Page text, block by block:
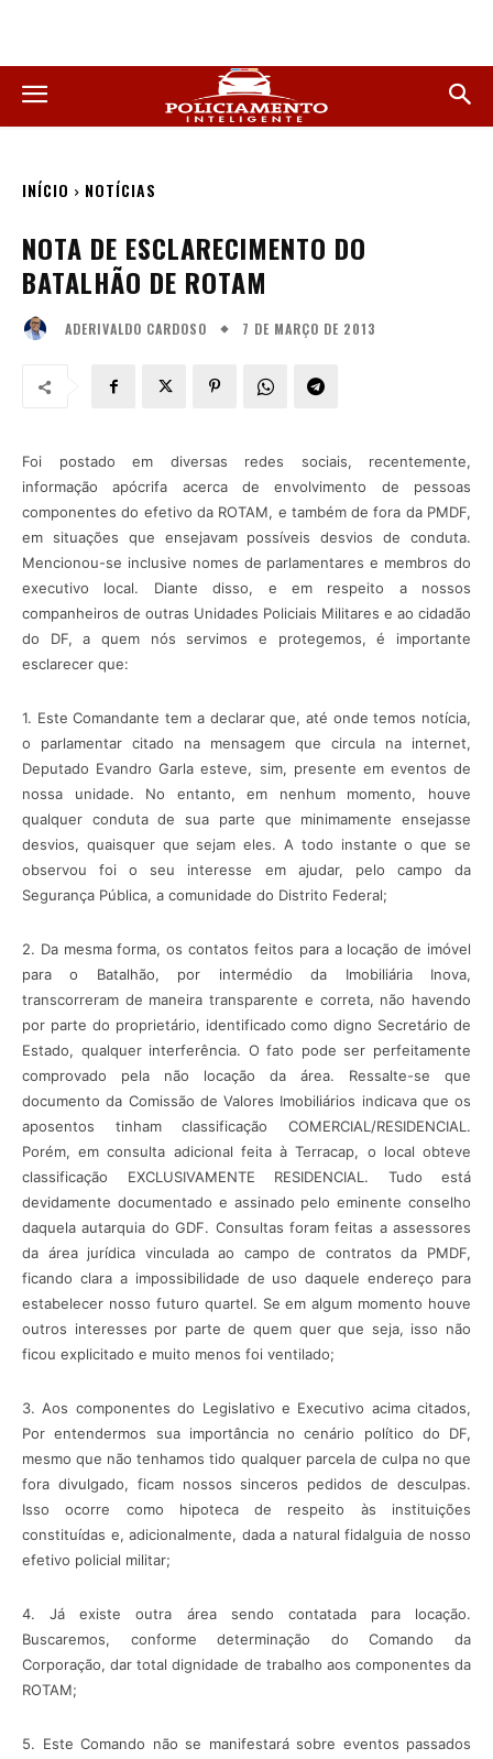
INÍCIO NOTÍCIAS
NOTA DE ESCLARECIMENTO DO
BATALHÃO DE ROTAM
ADERIVALDO CARDOSO 7 DE MARÇO DE 2013
Foi postado em diversas redes sociais, recentemente,
informação apócrifa acerca de envolvimento de pessoas
componentes do efetivo da ROTAM, e também de fora da PMDF,
em situações que ensejavam possíveis desvios de conduta.
Mencionou-se inclusive nomes de parlamentares e membros do
executivo local. Diante disso, e em respeito a nossos
companheiros de outras Unidades Policiais Militares e ao cidadão
do DF, a quem nós servimos e protegemos, é importante
esclarecer que:
1. Este Comandante tem a declarar que, até onde temos notícia,
o parlamentar citado na mensagem que circula na internet,
Deputado Evandro Garla esteve, sim, presente em eventos de
nossa unidade. No entanto, em nenhum momento, houve
qualquer conduta de sua parte que minimamente ensejasse
desvios, quaisquer que sejam eles. A todo instante o que se
observou foi o seu interesse em ajudar, pelo campo da
Segurança Pública, a comunidade do Distrito Federal;
2. Da mesma forma, os contatos feitos para a locação de imóvel
para o Batalhão, por intermédio da Imobiliária Inova,
transcorreram de maneira transparente e correta, não havendo
por parte do proprietário, identificado como digno Secretário de
Estado, qualquer interferência. O fato pode ser perfeitamente
comprovado pela não locação da área. Ressalte-se que
documento da Comissão de Valores Imobiliários indicava que os
aposentos tinham classificação COMERCIAL/RESIDENCIAL.
Porém, em consulta adicional feita à Terracap, o local obteve
classificação EXCLUSIVAMENTE RESIDENCIAL. Tudo está
devidamente documentado e assinado pelo eminente conselho
daquela autarquia do GDF. Consultas foram feitas a assessores
da área jurídica vinculada ao campo de contratos da PMDF,
ficando clara a impossibilidade de uso daquele endereço para
estabelecer nosso futuro quartel. Se em algum momento houve
outros interesses por parte de quem quer que seja, isso não
ficou explicitado e muito menos foi ventilado;
3. Aos componentes do Legislativo e Executivo acima citados,
Por entendermos sua importância no cenário político do DF,
mesmo que não tenhamos tido qualquer parcela de culpa no que
fora divulgado, ficam nossos sinceros pedidos de desculpas.
Isso ocorre como hipoteca de respeito às instituições
constituídas e, adicionalmente, dada a natural fidalguia de nosso
efetivo policial militar;
4. Já existe outra área sendo contatada para locação.
Buscaremos, conforme determinação do Comando da
Corporação, dar total dignidade de trabalho aos componentes da
ROTAM;
5. Este Comando não se manifestará sobre eventos passados